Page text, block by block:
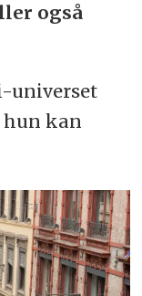
også
universet
hun kan